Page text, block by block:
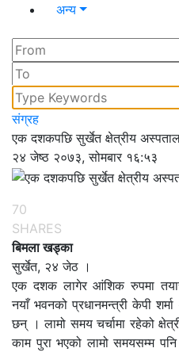
अन्य
संग्रह
एक दशकपछि सुर्खेत क्षेत्रीय
२४ जेष्ठ २०७३, सोमबार १६:५३
70
SHARES
बिमला खड्का
सुर्खेत, २४ जेठ ।
एक दशक लागेर आंशिक रुपमा
नयाँ भवनको प्रधानमन्त्री केपी
छन् । लामो समय चर्चामा रहेको
काम पुरा भएको लामो समयसम्म